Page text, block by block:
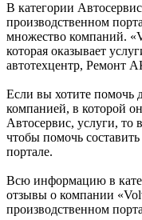
В категории
производственном
множество компаний.
которая оказывает
автотехцентр, Ремонт
Если вы хотите помочь
компанией, в которой
Автосервис, услуги, то
чтобы помочь
портале.
Всю информацию в
отзывы о компании
производственном